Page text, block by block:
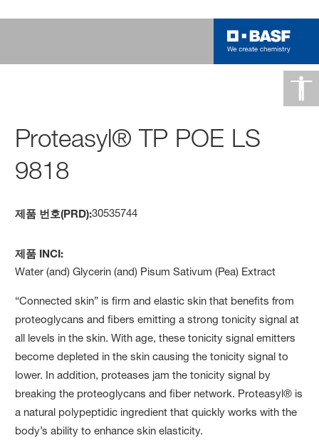
Proteasyl® TP POE LS
9818
제품 번호(PRD):30535744
제품 INCI:
Water (and) Glycerin (and) Pisum Sativum (Pea) Extract
“Connected skin” is firm and elastic skin that benefits from
proteoglycans and fibers emitting a strong tonicity signal at
all levels in the skin. With age, these tonicity signal emitters
become depleted in the skin causing the tonicity signal to
lower. In addition, proteases jam the tonicity signal by
breaking the proteoglycans and fiber network. Proteasyl® is
a natural polypeptidic ingredient that quickly works with the
body’s ability to enhance skin elasticity.